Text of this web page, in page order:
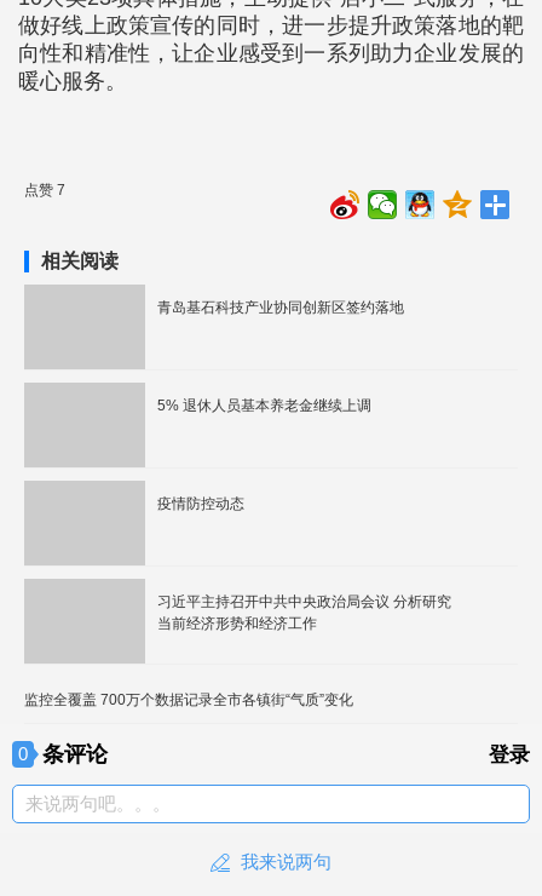
做好线上政策宣传的同时，进一步提升政策落地的靶
向性和精准性，让企业感受到一系列助力企业发展的
暖心服务。
点赞 7
相关阅读
青岛基石科技产业协同创新区签约落地
5% 退休人员基本养老金继续上调
疫情防控动态
习近平主持召开中共中央政治局会议 分析研究
当前经济形势和经济工作
监控全覆盖 700万个数据记录全市各镇街“气质”变化
0 条评论 登录
来说两句吧。。。
我来说两句